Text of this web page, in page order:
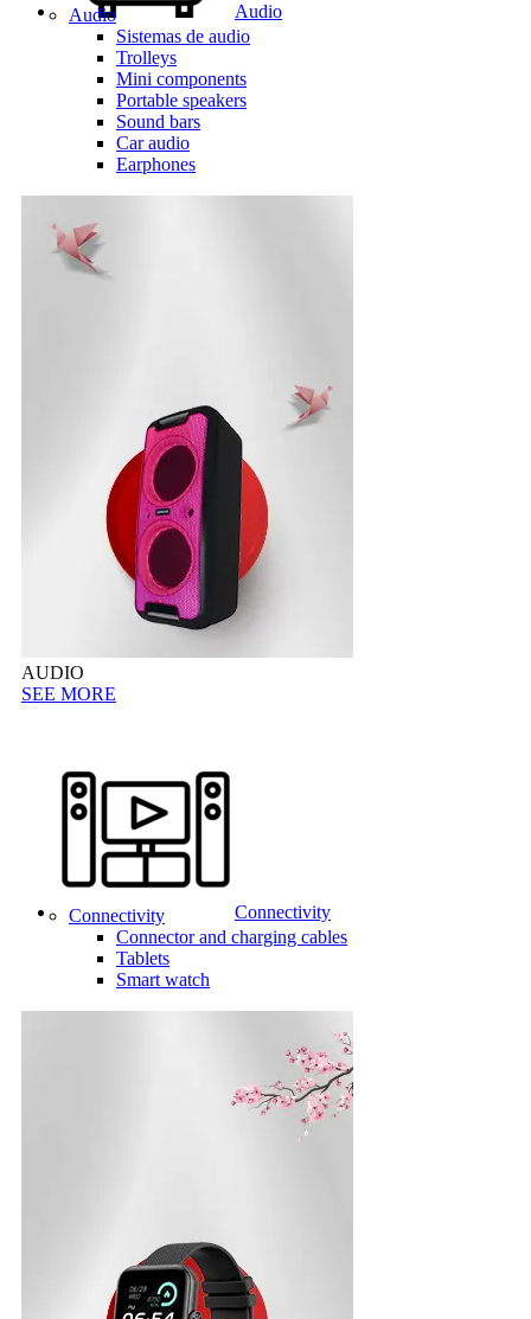
Audio
Audio
Sistemas de audio
Trolleys
Mini components
Portable speakers
Sound bars
Car audio
Earphones
AUDIO
SEE MORE
Connectivity
Connectivity
Connector and charging cables
Tablets
Smart watch